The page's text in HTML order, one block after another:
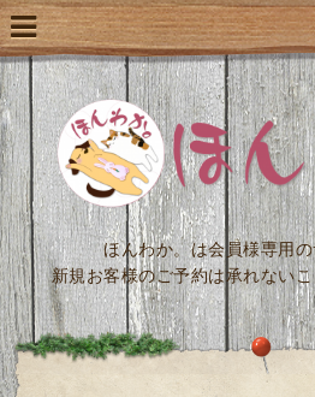
ほんわか。は会員様専用
新規お客様のご予約は承れない